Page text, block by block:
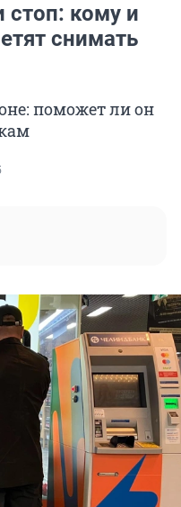
стоп: кому и
снимать
поможет ли он